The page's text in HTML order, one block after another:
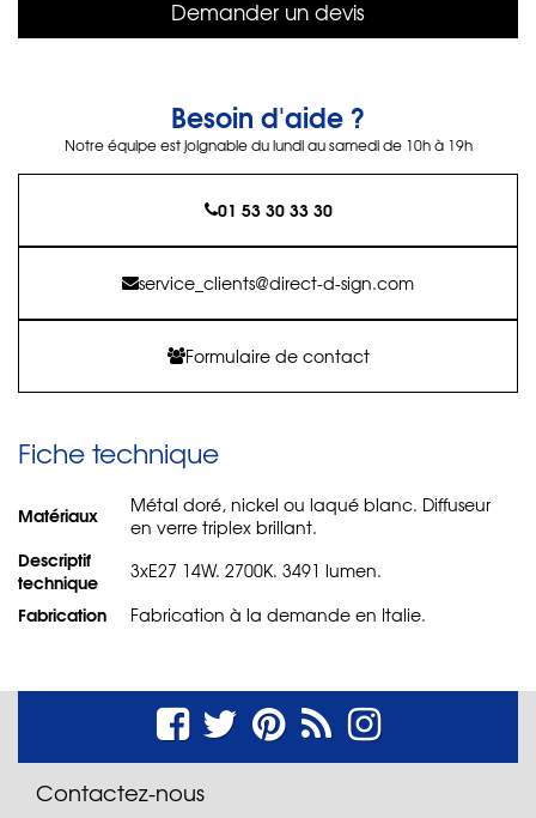
Demander un devis
Besoin d'aide ?
Notre équipe est joignable du lundi au samedi de 10h à 19h
01 53 30 33 30
service_clients@direct-d-sign.com
Formulaire de contact
Fiche technique
Matériaux
Métal doré, nickel ou laqué blanc. Diffuseur
en verre triplex brillant.
Descriptif
technique
3xE27 14W. 2700K. 3491 lumen.
Fabrication Fabrication à la demande en Italie.
Contactez-nous